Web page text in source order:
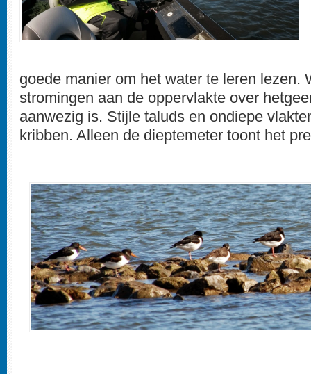
goede manier om het water te leren lezen.
stromingen aan de oppervlakte over
aanwezig is. Stijle taluds en ondiepe
kribben. Alleen de dieptemeter toont het